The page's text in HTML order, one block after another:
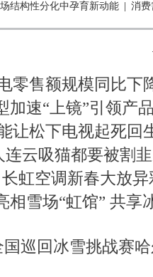
结构性分化中孕育新动能
消费
零售额规模同比下
加速“上镜”引领产
让松下电视起死回
云吸猫都要被割
虹空调新春大放异
相雪场“虹馆” 共享
巡回冰雪挑战赛